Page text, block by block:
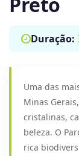
Duração:
Uma das
Minas
cristalinas,
beleza. O
rica